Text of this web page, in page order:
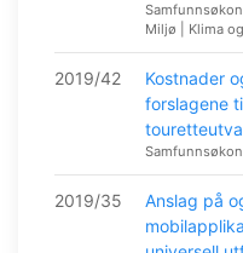
Miljø | Klima
2019/42
Kostnader
forslagene
2019/35
Anslag på